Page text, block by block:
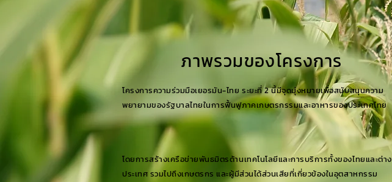
โดยการสร้างเครือข่ายพันธมิตรด้านเทคโนโลยีและการบริการทั้งของไทยและต่าง
ประเทศ รวมไปถึงเกษตรกร และผู้มีส่วนได้ส่วนเสียที่เกี่ยวข้องในอุตสาหกรรม
ภาพรวมของโครงการ
โครงการความร่วมมือเยอรมัน-ไทย ระยะที่ 2 นี้มีจุดมุ่งหมายเพื่อสนับสนุนความ
พยายามของรัฐบาลไทยในการฟื้นฟูภาคเกษตรกรรมและอาหารของประเทศไทย